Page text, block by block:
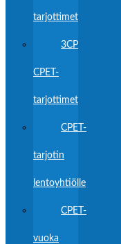
tarjottimet
3CP
CPET-
tarjottimet
CPET-
tarjotin
lentoyhtiölle
CPET-
vuoka